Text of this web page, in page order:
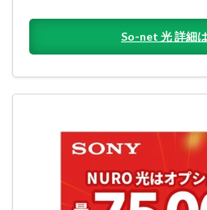
So-net 光 詳細